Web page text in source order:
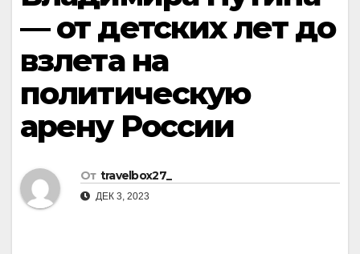
— от детских лет до
взлета на
политическую
арену России
От travelbox27_
ДЕК 3, 2023